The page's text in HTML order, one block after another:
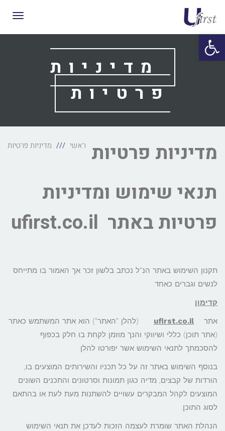
פתח סרגל נגישות
מדיניות
פרטיות
ראשי מדיניות פרטיות
מדיניות פרטיות
תנאי שימוש ומדיניות
פרטיות באתר ufirst.co.il
תקנון השימוש באתר הנ"ל נכתב בלשון זכר אך האמור בו מתייחס
לנשים וגברים כאחד.
קדימון
אתר ufirst.co.il (להלן "האתר") הוא אתר המשתמש כאתר
(אתר תוכן) כללי ושיווקי והנך מוזמן לקחת בו חלק בכפוף
להסכמתך לתנאי השימוש אשר יפורטו להלן
בנוסף השימוש באתר זה על כל תכניו והשירותים המוצעים בו,
הורדות של קבצים, מדיה כגון תמונות וסרטונים והתכנים השונים
המוצעים לקהל המבקרים עשויים להשתנות מעת לעת או בהתאם
לסוג התוכן.
הנהלת האתר שומרת לעצמה הזכות לעדכן את תנאי השימוש